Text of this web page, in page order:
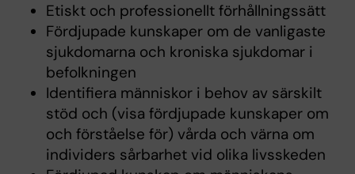
Etiskt och professionellt förhållningssätt
Fördjupade kunskaper om de vanligaste
sjukdomarna och kroniska sjukdomar i
befolkningen
Identifiera människor i behov av särskilt
stöd och (visa fördjupade kunskaper om
och förståelse för) vårda och värna om
individers sårbarhet vid olika livsskeden